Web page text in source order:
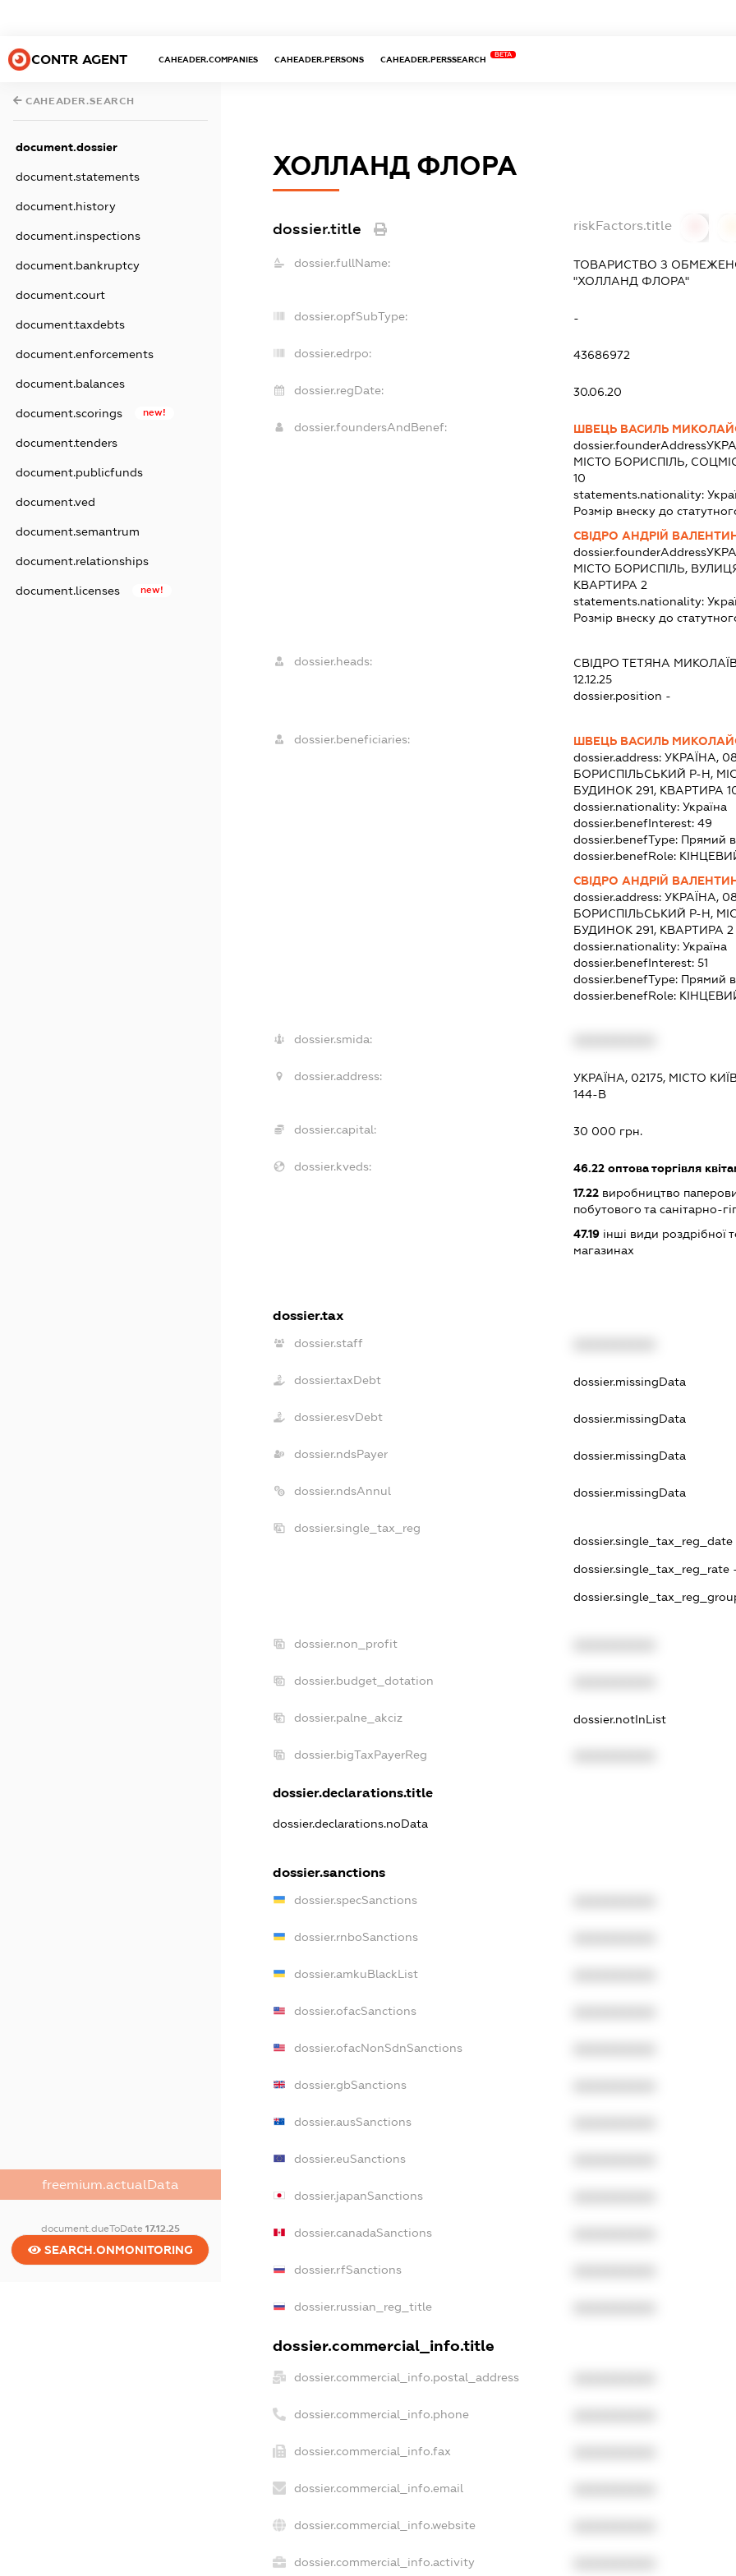
CONTR AGENT CAHEADER.COMPANIES CAHEADER.PERSONS CAHEADER.PERSSEARCH
BETA
CAHEADER.SEARCH
document.dossier
document.statements
document.history
document.inspections
document.bankruptcy
document.court
document.taxdebts
document.enforcements
document.balances
document.scorings new!
document.tenders
document.publicfunds
document.ved
document.semantrum
document.relationships
document.licenses new!
freemium.actualData
document.dueToDate 17.12.25
SEARCH.ONMONITORING
ХОЛЛАНД ФЛОРА
dossier.title riskFactors.title
dossier.fullName:
ТОВАРИСТВО З
"ХОЛЛАНД ФЛОРА"
dossier.opfSubType: -
dossier.edrpo: 43686972
dossier.regDate: 30.06.20
dossier.foundersAndBenef:
ШВЕЦЬ ВАСИЛЬ
dossier.founderAddress
МІСТО БОРИСПІЛЬ,
10
statements.nationality:
Розмір внеску до
СВІДРО АНДРІЙ
dossier.founderAddress
МІСТО БОРИСПІЛЬ,
КВАРТИРА 2
statements.nationality:
Розмір внеску до
dossier.heads: СВІДРО ТЕТЯНА
12.12.25
dossier.position -
dossier.beneficiaries:
ШВЕЦЬ ВАСИЛЬ
dossier.address:УКРАЇНА,
БОРИСПІЛЬСЬКИЙ Р-Н,
БУДИНОК 291, КВАРТИРА
dossier.nationality:Україна
dossier.benefInterest:49
dossier.benefType: Прямий
dossier.benefRole:
СВІДРО АНДРІЙ
dossier.address:УКРАЇНА,
БОРИСПІЛЬСЬКИЙ Р-Н,
БУДИНОК 291, КВАРТИРА 2
dossier.nationality:Україна
dossier.benefInterest:51
dossier.benefType: Прямий
dossier.benefRole:
dossier.smida:
dossier.address:
УКРАЇНА, 02175, МІСТО
144-В
dossier.capital: 30 000 грн.
dossier.kveds: 46.22 оптова торгівля
17.22 виробництво
побутового та санітарно-
47.19 інші види роздрібної
магазинах
dossier.tax
dossier.staff
dossier.taxDebt dossier.missingData
dossier.esvDebt dossier.missingData
dossier.ndsPayer dossier.missingData
dossier.ndsAnnul dossier.missingData
dossier.single_tax_reg
dossier.single_tax_reg_date
dossier.single_tax_reg_rate
dossier.non_profit
dossier.budget_dotation
dossier.palne_akciz dossier.notInList
dossier.bigTaxPayerReg
dossier.declarations.title
dossier.declarations.noData
dossier.sanctions
dossier.specSanctions
dossier.rnboSanctions
dossier.amkuBlackList
dossier.ofacSanctions
dossier.ofacNonSdnSanctions
dossier.gbSanctions
dossier.ausSanctions
dossier.euSanctions
dossier.japanSanctions
dossier.canadaSanctions
dossier.rfSanctions
dossier.russian_reg_title
dossier.commercial_info.title
dossier.commercial_info.postal_address
dossier.commercial_info.phone
dossier.commercial_info.fax
dossier.commercial_info.email
dossier.commercial_info.website
dossier.commercial_info.activity